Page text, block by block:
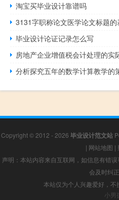
淘宝买毕业设计靠谱吗
3131字职称论文医学论文标题
毕业设计论证记录怎么写
分析探究五年的数学计算教学的
Copyright © 2012 - 2026 毕业设计范文站
| 网站地图 |
声明：本站内容来自互联网，如信息有错
会及时纠
本站仅为个人兴趣爱好，
小男